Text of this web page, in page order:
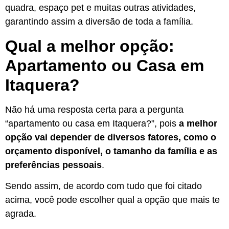
quadra, espaço pet e muitas outras atividades,
garantindo assim a diversão de toda a família.
Qual a melhor opção:
Apartamento ou Casa em
Itaquera?
Não há uma resposta certa para a pergunta
“apartamento ou casa em Itaquera?”, pois a melhor
opção vai depender de diversos fatores, como o
orçamento disponível, o tamanho da família e as
preferências pessoais.
Sendo assim, de acordo com tudo que foi citado
acima, você pode escolher qual a opção que mais te
agrada.